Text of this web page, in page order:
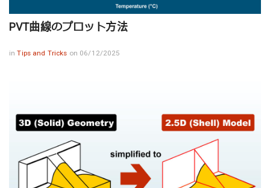
PVT曲線のプロット方法
inTips and Tricks on 06/12/2025